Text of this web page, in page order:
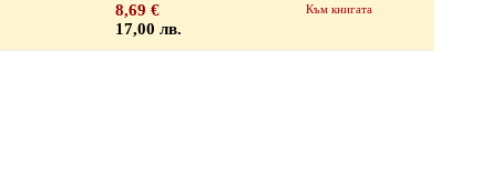
8,69 €
17,00 лв.
Към книгата